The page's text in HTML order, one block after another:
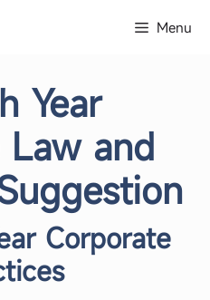
Menu
Year
and
Corporate